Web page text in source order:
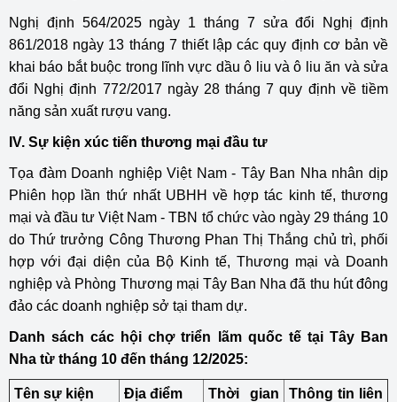
Nghị định 564/2025 ngày 1 tháng 7 sửa đổi Nghị định
861/2018 ngày 13 tháng 7 thiết lập các quy định cơ bản về
khai báo bắt buộc trong lĩnh vực dầu ô liu và ô liu ăn và sửa
đổi Nghị định 772/2017 ngày 28 tháng 7 quy định về tiềm
năng sản xuất rượu vang.
IV. Sự kiện xúc tiến thương mại đầu tư
Tọa đàm Doanh nghiệp Việt Nam - Tây Ban Nha nhân dịp
Phiên họp lần thứ nhất UBHH về hợp tác kinh tế, thương
mại và đầu tư Việt Nam - TBN tổ chức vào ngày 29 tháng 10
do Thứ trưởng Công Thương Phan Thị Thắng chủ trì, phối
hợp với đại diện của Bộ Kinh tế, Thương mại và Doanh
nghiệp và Phòng Thương mại Tây Ban Nha đã thu hút đông
đảo các doanh nghiệp sở tại tham dự.
Danh sách các hội chợ triển lãm quốc tế tại Tây Ban
Nha từ tháng 10 đến tháng 12/2025:
Tên sự kiện Địa điểm
Thời gian
Thông tin liên